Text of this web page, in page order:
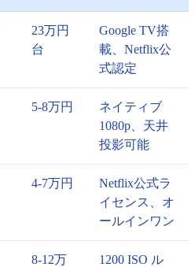
23万円
台
Google TV搭
載、Netflix公
式認定
5-8万円
ネイティブ
1080p、天井
投影可能
4-7万円
Netflix公式ラ
イセンス、オ
ールインワン
8-12万
1200 ISO ル